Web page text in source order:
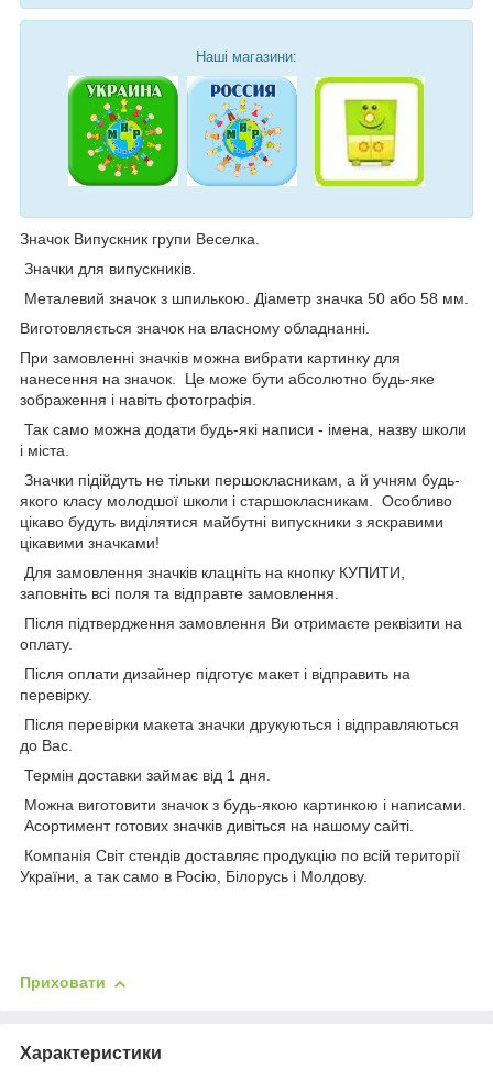
Наші магазини:
Значок Випускник групи Веселка.
Значки для випускників.
Металевий значок з шпилькою. Діаметр значка 50 або 58 мм.
Виготовляється значок на власному обладнанні.
При замовленні значків можна вибрати картинку для
нанесення на значок. Це може бути абсолютно будь-яке
зображення і навіть фотографія.
Так само можна додати будь-які написи - імена, назву школи
і міста.
Значки підійдуть не тільки першокласникам, а й учням будь-
якого класу молодшої школи і старшокласникам. Особливо
цікаво будуть виділятися майбутні випускники з яскравими
цікавими значками!
Для замовлення значків клацніть на кнопку КУПИТИ,
заповніть всі поля та відправте замовлення.
Після підтвердження замовлення Ви отримаєте реквізити на
оплату.
Після оплати дизайнер підготує макет і відправить на
перевірку.
Після перевірки макета значки друкуються і відправляються
до Вас.
Термін доставки займає від 1 дня.
Можна виготовити значок з будь-якою картинкою і написами.
Асортимент готових значків дивіться на нашому сайті.
Компанія Світ стендів доставляє продукцію по всій території
України, а так само в Росію, Білорусь і Молдову.
Приховати
Характеристики